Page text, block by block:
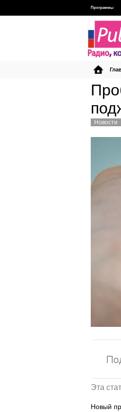
Новости
Эта
Новый
Программы